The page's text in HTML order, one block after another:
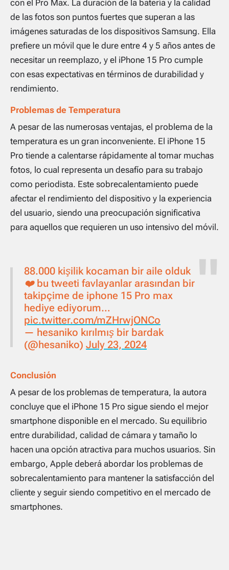
con el Pro Max. La duración de la batería y la calidad
de las fotos son puntos fuertes que superan a las
imágenes saturadas de los dispositivos Samsung. Ella
prefiere un móvil que le dure entre 4 y 5 años antes de
necesitar un reemplazo, y el iPhone 15 Pro cumple
con esas expectativas en términos de durabilidad y
rendimiento.
Problemas de Temperatura
A pesar de las numerosas ventajas, el problema de la
temperatura es un gran inconveniente. El iPhone 15
Pro tiende a calentarse rápidamente al tomar muchas
fotos, lo cual representa un desafío para su trabajo
como periodista. Este sobrecalentamiento puede
afectar el rendimiento del dispositivo y la experiencia
del usuario, siendo una preocupación significativa
para aquellos que requieren un uso intensivo del móvil.
88.000 kişilik kocaman bir aile olduk
❤️ bu tweeti favlayanlar arasından bir
takipçime de iphone 15 Pro max
hediye ediyorum…
pic.twitter.com/mZHrwjONCo
— hesaniko kırılmış bir bardak
(@hesaniko) July 23, 2024
Conclusión
A pesar de los problemas de temperatura, la autora
concluye que el iPhone 15 Pro sigue siendo el mejor
smartphone disponible en el mercado. Su equilibrio
entre durabilidad, calidad de cámara y tamaño lo
hacen una opción atractiva para muchos usuarios. Sin
embargo, Apple deberá abordar los problemas de
sobrecalentamiento para mantener la satisfacción del
cliente y seguir siendo competitivo en el mercado de
smartphones.